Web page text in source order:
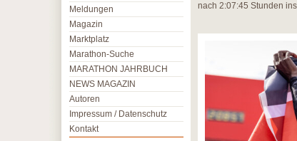
nach 2:07:45 Stunden
Meldungen
Magazin
Marktplatz
Marathon-Suche
MARATHON JAHRBUCH
NEWS MAGAZIN
Autoren
Impressum / Datenschutz
Kontakt